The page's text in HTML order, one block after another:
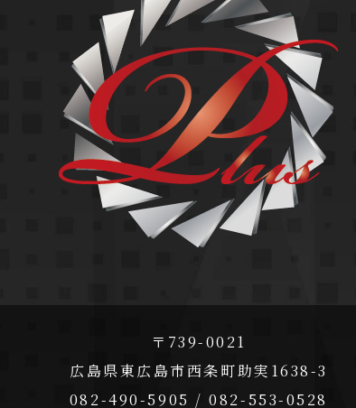
〒739-0021
広島県東広島市西条町助実1638-3
082-490-5905 / 082-553-0528